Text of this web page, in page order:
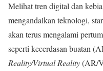
Melihat tren digital dan
mengandalkan teknologi,
akan terus mengalami
seperti kecerdasan buatan
Reality/Virtual Reality(AR/